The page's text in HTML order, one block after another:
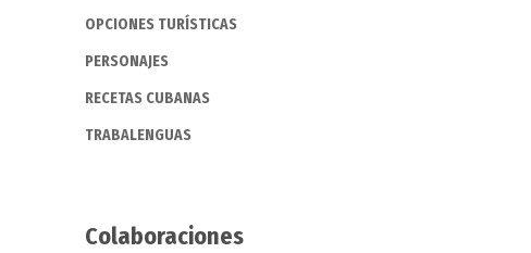
OPCIONES TURÍSTICAS
PERSONAJES
RECETAS CUBANAS
TRABALENGUAS
Colaboraciones